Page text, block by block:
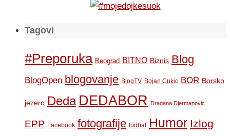
Tagovi
#Preporuka Beograd BITNO Biznis Blog
BlogOpen blogovanje BlogTV Bojan Cukic BOR Borsko
jezero Deda DEDABOR Dragana Djermanovic
EPP Facebook fotografije fudbal Humor Izlog